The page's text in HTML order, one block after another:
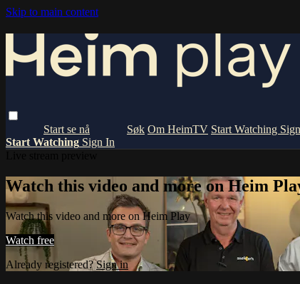
Skip to main content
Om HeimTV Start Watching
Start Watching Sign In
Watch this video and more on Heim
Watch this video and more on Heim Play
Watch free
Already registered?Sign in